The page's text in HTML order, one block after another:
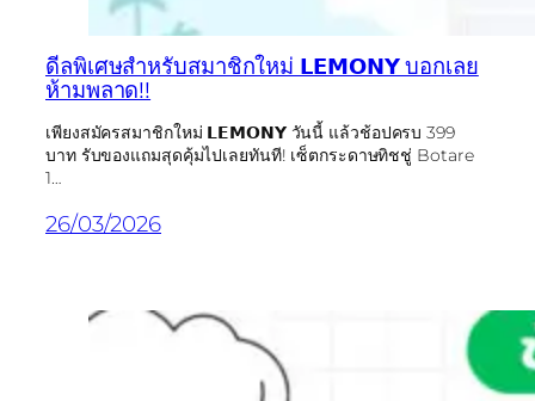
ดีลพิเศษสำหรับสมาชิกใหม่ 𝗟𝗘𝗠𝗢𝗡𝗬 บอกเลย
ห้ามพลาด!!
เพียงสมัครสมาชิกใหม่ 𝗟𝗘𝗠𝗢𝗡𝗬 วันนี้ แล้วช้อปครบ 399
บาท รับของแถมสุดคุ้มไปเลยทันที! เซ็ตกระดาษทิชชู่ Botare
1…
26/03/2026